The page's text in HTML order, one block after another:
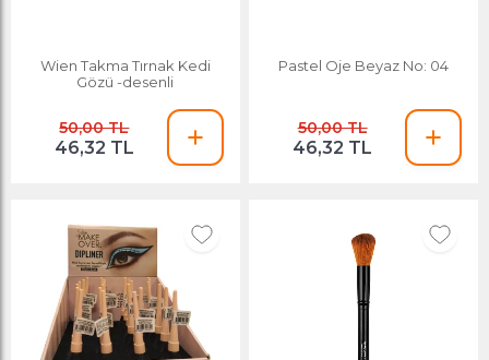
Wien Takma Tırnak Kedi
Gözü -desenli
50,00 TL
46,32 TL
Pastel Oje Beyaz No: 04
50,00 TL
46,32 TL